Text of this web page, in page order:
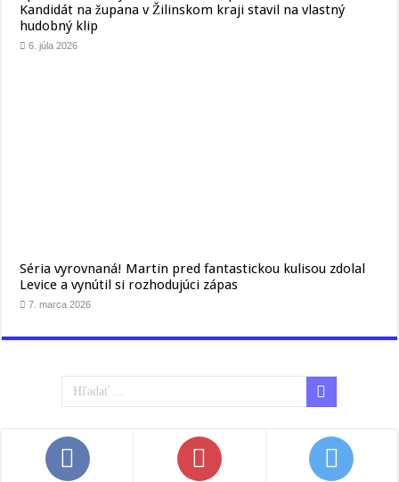
Kandidát na župana v Žilinskom kraji stavil na vlastný
hudobný klip
6. júla 2026
Séria vyrovnaná! Martin pred fantastickou kulisou zdolal
Levice a vynútil si rozhodujúci zápas
7. marca 2026